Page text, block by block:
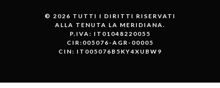
© 2026 TUTTI I DIRITTI RISERVATI
ALLA TENUTA LA MERIDIANA.
P.IVA: IT01048220055
CIR:005076-AGR-00005
CIN: IT005076B5KY4XUBW9